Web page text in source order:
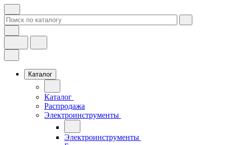
Каталог
Каталог
Распродажа
Электроинструменты
Электроинструменты